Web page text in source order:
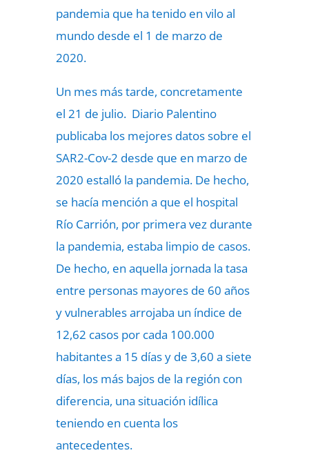
pandemia que ha tenido en vilo al
mundo desde el 1 de marzo de
2020.
Un mes más tarde, concretamente
el 21 de julio. Diario Palentino
publicaba los mejores datos sobre el
SAR2-Cov-2 desde que en marzo de
2020 estalló la pandemia. De hecho,
se hacía mención a que el hospital
Río Carrión, por primera vez durante
la pandemia, estaba limpio de casos.
De hecho, en aquella jornada la tasa
entre personas mayores de 60 años
y vulnerables arrojaba un índice de
12,62 casos por cada 100.000
habitantes a 15 días y de 3,60 a siete
días, los más bajos de la región con
diferencia, una situación idílica
teniendo en cuenta los
antecedentes.